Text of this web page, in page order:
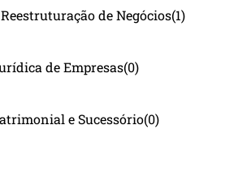
de Negócios(1)
de Empresas(0)
e Sucessório(0)